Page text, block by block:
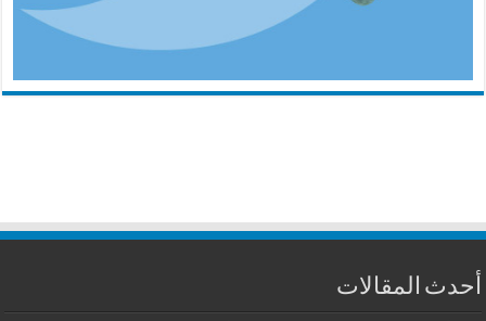
أحدث المقالات